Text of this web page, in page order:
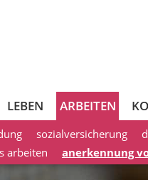
LEBEN ARBEITEN
sozialversicherung
arbeiten
anerkennung